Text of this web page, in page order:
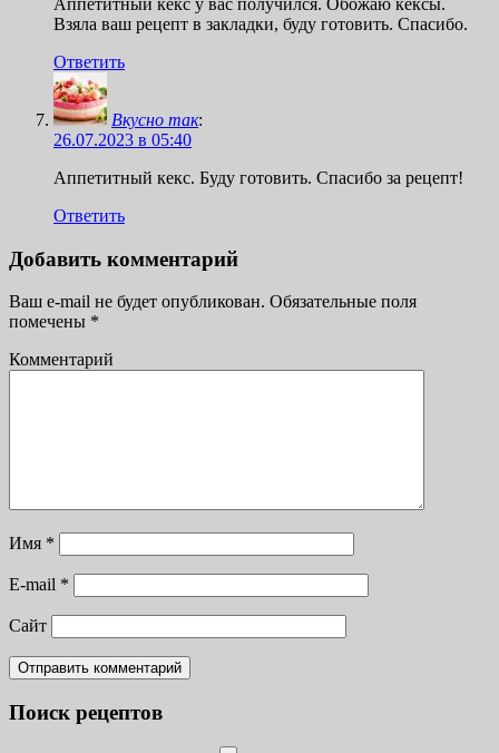
Аппетитный кекс у вас получился. Обожаю кексы.
Взяла ваш рецепт в закладки, буду готовить. Спасибо.
Ответить
Вкусно так:
26.07.2023 в 05:40
Аппетитный кекс. Буду готовить. Спасибо за рецепт!
Ответить
Добавить комментарий
Ваш e-mail не будет опубликован. Обязательные поля
помечены *
Комментарий
Имя *
E-mail *
Сайт
Поиск рецептов